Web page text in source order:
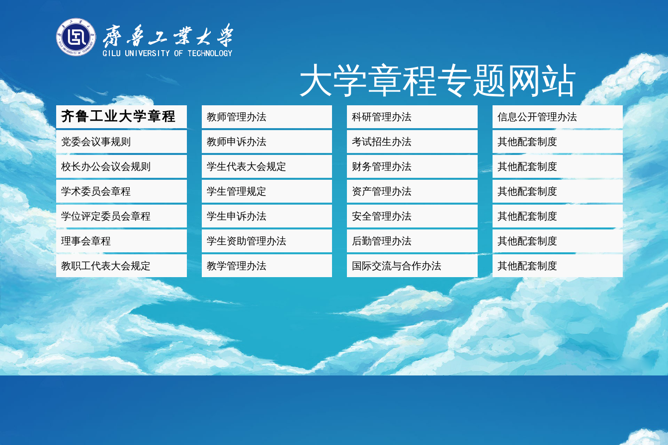
大学章程专题网站
齐鲁工业大学章程
党委会议事规则
校长办公会议会规则
学术委员会章程
学位评定委员会章程
理事会章程
教职工代表大会规定
教师管理办法
教师申诉办法
学生代表大会规定
学生管理规定
学生申诉办法
学生资助管理办法
教学管理办法
科研管理办法
考试招生办法
财务管理办法
资产管理办法
安全管理办法
后勤管理办法
国际交流与合作办法
信息公开管理办法
其他配套制度
其他配套制度
其他配套制度
其他配套制度
其他配套制度
其他配套制度